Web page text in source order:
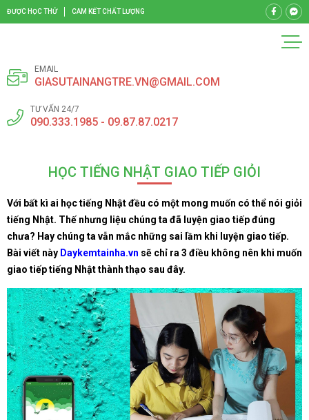
ĐƯỢC HỌC THỬ CAM KẾT CHẤT LƯỢNG
EMAIL
GIASUTAINANGTRE.VN@GMAIL.COM
TƯ VẤN 24/7
090.333.1985 - 09.87.87.0217
HỌC TIẾNG NHẬT GIAO TIẾP GIỎI
Với bất kì ai học tiếng Nhật đều có một mong muốn có thể nói giỏi
tiếng Nhật. Thế nhưng liệu chúng ta đã luyện giao tiếp đúng
chưa? Hay chúng ta vẫn mắc những sai lầm khi luyện giao tiếp.
Bài viết này Daykemtainha.vn sẽ chỉ ra 3 điều không nên khi muốn
giao tiếp tiếng Nhật thành thạo sau đây.